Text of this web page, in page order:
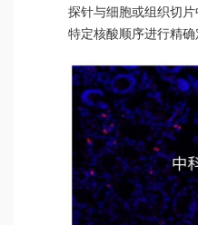
探针与细胞或组织切
特定核酸顺序进行精确